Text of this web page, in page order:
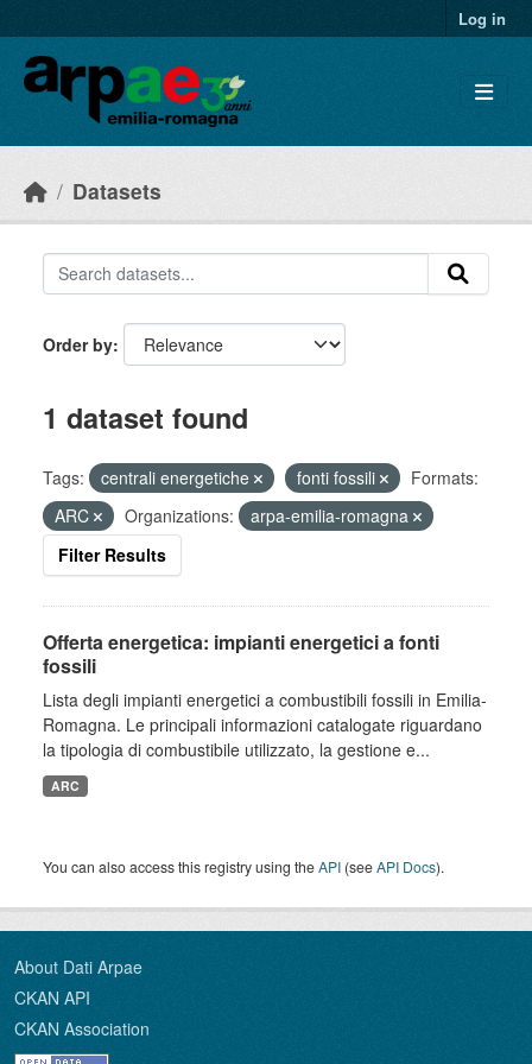
Log in
Datasets
Order by
1 dataset found
Tags: centrali energetiche fonti fossili
Formats:
ARC
Organizations:
arpa-emilia-romagna
Filter Results
Offerta energetica: impianti energetici a fonti
fossili
Lista degli impianti energetici a combustibili fossili in Emilia-
Romagna. Le principali informazioni catalogate riguardano
la tipologia di combustibile utilizzato, la gestione e...
ARC
You can also access this registry using theAPI (seeAPI Docs).
About Dati Arpae
CKAN API
CKAN Association